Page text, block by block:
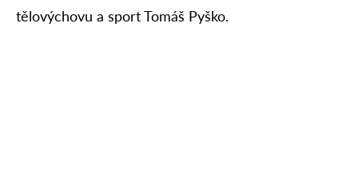
tělovýchovu a sport Tomáš Pyško.